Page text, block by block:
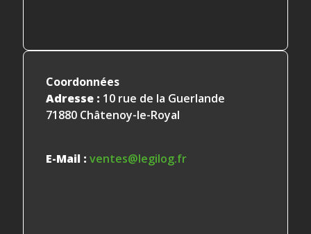
Coordonnées
Adresse : 10 rue de la Guerlande
71880 Châtenoy-le-Royal
E-Mail : ventes@legilog.fr